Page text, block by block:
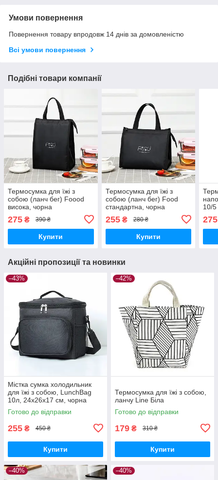
Умови повернення
Повернення товару впродовж 14 днів за домовленістю
Всі умови повернення
Подібні товари компанії
Термосумка для їжі з
собою (ланч бег) Foood
висока, чорна
275 ₴ 390 ₴
Купити
Термосумка для їжі з
собою (ланч бег) Food
стандартна, чорна
255₴ 280 ₴
Купити
10/5
275
Акційні пропозиції та новинки
–43%
Містка сумка холодильник
для їжі з собою, LunchBag
10л, 24х26х17 см, чорна
Готово до відправки
255 ₴ 450 ₴
Купити
–42%
Термосумка для їжі з собою,
ланчу Line Біла
Готово до відправки
179 ₴ 310 ₴
Купити
–40% –40%